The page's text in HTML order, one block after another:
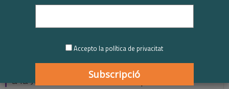
HP, Ampans i Corresponsables s’incorporen
a la Junta de Govern de Respon.cat
Accepto la política de privacitat